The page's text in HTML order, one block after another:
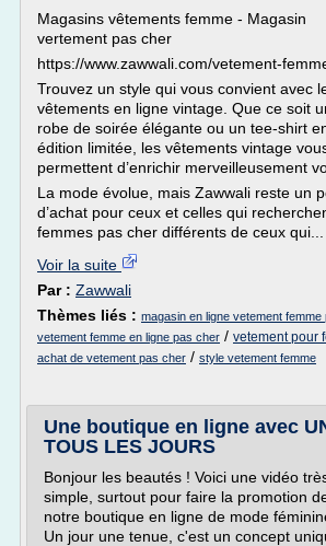
Magasins vêtements femme - Magasin
vertement pas cher
https://www.zawwali.com/vetement-
Trouvez un style qui vous convient avec
vêtements en ligne vintage. Que ce soit
robe de soirée élégante ou un tee-shirt
édition limitée, les vêtements vintage
permettent d’enrichir merveilleusement
La mode évolue, mais Zawwali reste un
d’achat pour ceux et celles qui
femmes pas cher différents de ceux qui...
Voir la suite
Par : Zawwali
Thèmes liés : magasin en ligne vetement femme
vetement femme en ligne pas cher / vetement pour
achat de vetement pas cher / style vetement femme
Une boutique en ligne avec
TOUS LES JOURS
Bonjour les beautés ! Voici une vidéo
simple, surtout pour faire la promotion
notre boutique en ligne de mode
Un jour une tenue, c'est un concept